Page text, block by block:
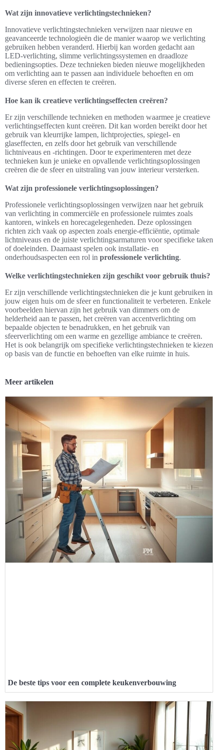
Wat zijn innovatieve verlichtingstechnieken?
Innovatieve verlichtingstechnieken verwijzen naar nieuwe en
geavanceerde technologieën die de manier waarop we verlichting
gebruiken hebben veranderd. Hierbij kan worden gedacht aan
LED-verlichting, slimme verlichtingssystemen en draadloze
bedieningsopties. Deze technieken bieden nieuwe mogelijkheden
om verlichting aan te passen aan individuele behoeften en om
diverse sferen en effecten te creëren.
Hoe kan ik creatieve verlichtingseffecten creëren?
Er zijn verschillende technieken en methoden waarmee je creatieve
verlichtingseffecten kunt creëren. Dit kan worden bereikt door het
gebruik van kleurrijke lampen, lichtprojecties, spiegel- en
glaseffecten, en zelfs door het gebruik van verschillende
lichtniveaus en -richtingen. Door te experimenteren met deze
technieken kun je unieke en opvallende verlichtingsoplossingen
creëren die de sfeer en uitstraling van jouw interieur versterken.
Wat zijn professionele verlichtingsoplossingen?
Professionele verlichtingsoplossingen verwijzen naar het gebruik
van verlichting in commerciële en professionele ruimtes zoals
kantoren, winkels en horecagelegenheden. Deze oplossingen
richten zich vaak op aspecten zoals energie-efficiëntie, optimale
lichtniveaus en de juiste verlichtingsarmaturen voor specifieke taken
of doeleinden. Daarnaast spelen ook installatie- en
onderhoudsaspecten een rol in professionele verlichting.
Welke verlichtingstechnieken zijn geschikt voor gebruik thuis?
Er zijn verschillende verlichtingstechnieken die je kunt gebruiken in
jouw eigen huis om de sfeer en functionaliteit te verbeteren. Enkele
voorbeelden hiervan zijn het gebruik van dimmers om de
helderheid aan te passen, het creëren van accentverlichting om
bepaalde objecten te benadrukken, en het gebruik van
sfeerverlichting om een warme en gezellige ambiance te creëren.
Het is ook belangrijk om specifieke verlichtingstechnieken te kiezen
op basis van de functie en behoeften van elke ruimte in huis.
Meer artikelen
De beste tips voor een complete keukenverbouwing